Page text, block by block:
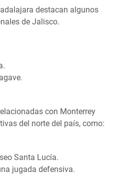
destacan algunos
de Jalisco.
con Monterrey
del norte del país, como:
Santa Lucía.
jugada defensiva.